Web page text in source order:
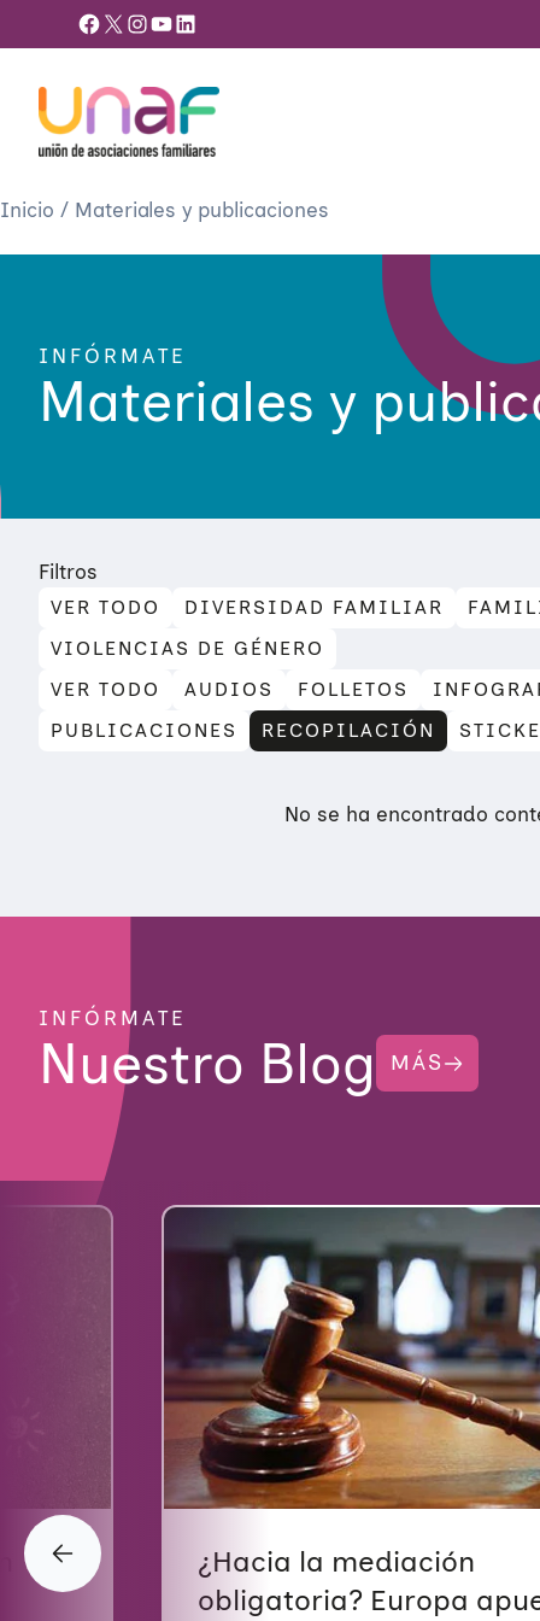
Facebook X InstagramYouTube LinkedIn
Quiénes somos
Áreas de acción
Inicio / Materiales y publicaciones
INFÓRMATE
Materiales y
Filtros
VER TODO DIVERSIDAD FAMILIAR
VIOLENCIAS DE GÉNERO
VER TODO
AUDIOS FOLLETOS
PUBLICACIONES
RECOPILACIÓN
No se ha encontrado
INFÓRMATE
Nuestro Blog MÁS
¿Hacia la mediación
obligatoria? Europa